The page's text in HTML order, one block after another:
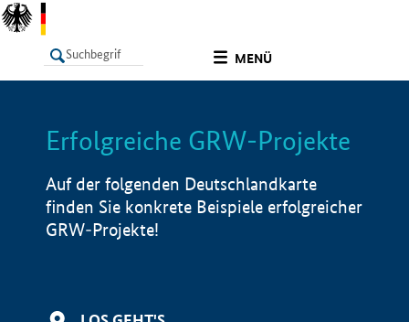
MENÜ
LISTE Info
Erfolgreiche GRW-Projekte
Auf der folgenden Deutschlandkarte
finden Sie konkrete Beispiele erfolgreicher
GRW-Projekte!